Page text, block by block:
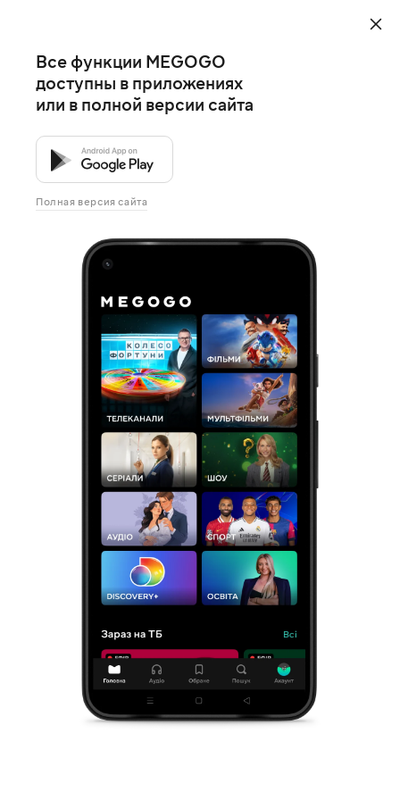
Все функции MEGOGO
доступны в приложениях
или в полной версии сайта
Полная версия сайта